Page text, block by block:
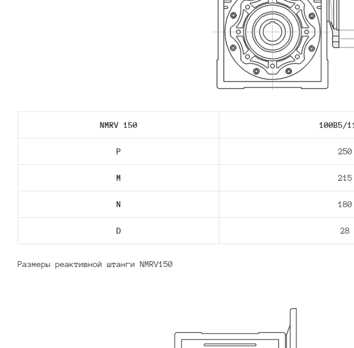
NMRV 150 100B5/
P 250
M 215
N 180
D 28
Размеры реактивной штанги NMRV150